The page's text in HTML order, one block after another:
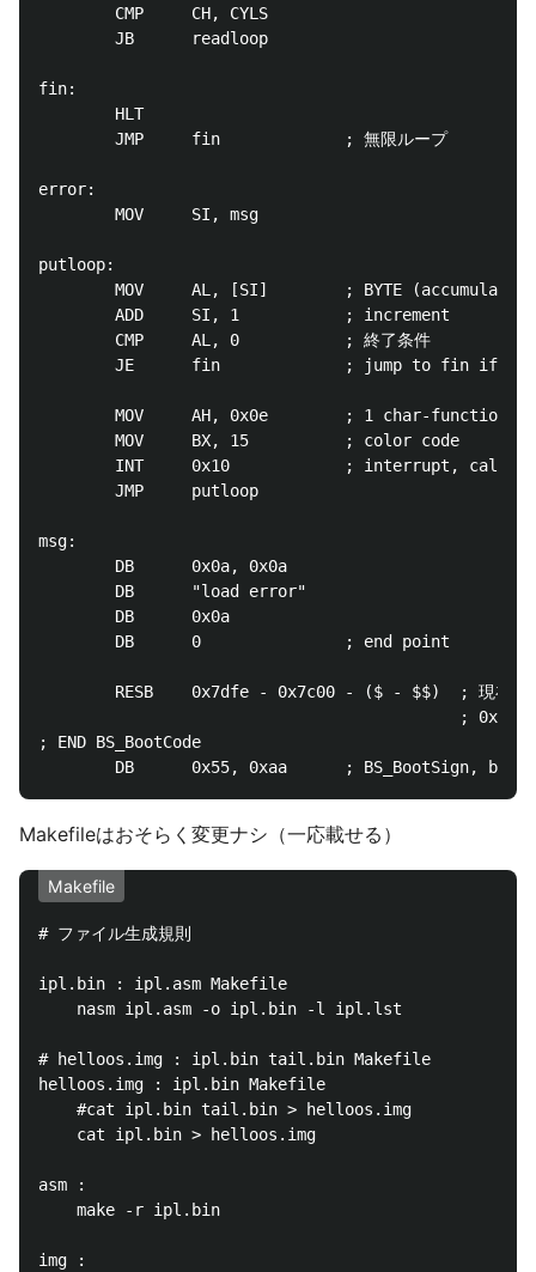
        CMP     CH, CYLS
        JB      readloop
fin:
        HLT
        JMP     fin             ; 無限ループ
error:
        MOV     SI, msg
putloop:
MOV     AL, [SI]        ; BYTE (accumulator
        ADD     SI, 1           ; increment
        CMP     AL, 0           ; 終了条件
JE      fin             ; jump to fin if
        MOV     AH, 0x0e        ; 1 char-function
        MOV     BX, 15          ; color code
INT     0x10            ; interrupt, call
        JMP     putloop
msg:
        DB      0x0a, 0x0a
        DB      "load error"
        DB      0x0a
        DB      0               ; end point
RESB    0x7dfe - 0x7c00 - ($ - $$)  ; 現在の
; 0x7c00
; END BS_BootCode
Makefileはおそらく変更ナシ（一応載せる）
Makefile
# ファイル生成規則
ipl.bin : ipl.asm Makefile
# helloos.img : ipl.bin tail.bin Makefile
helloos.img : ipl.bin Makefile
asm :
img :